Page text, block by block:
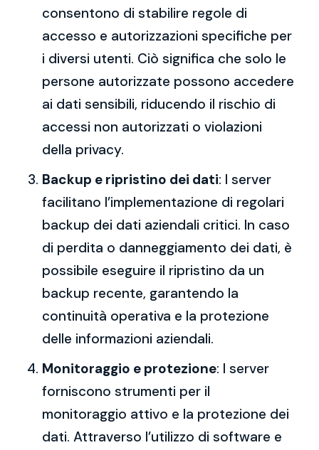
consentono di stabilire regole di
accesso e autorizzazioni specifiche per
i diversi utenti. Ciò significa che solo le
persone autorizzate possono accedere
ai dati sensibili, riducendo il rischio di
accessi non autorizzati o violazioni
della privacy.
Backup e ripristino dei dati: I server
facilitano l’implementazione di regolari
backup dei dati aziendali critici. In caso
di perdita o danneggiamento dei dati, è
possibile eseguire il ripristino da un
backup recente, garantendo la
continuità operativa e la protezione
delle informazioni aziendali.
Monitoraggio e protezione: I server
forniscono strumenti per il
monitoraggio attivo e la protezione dei
dati. Attraverso l’utilizzo di software e